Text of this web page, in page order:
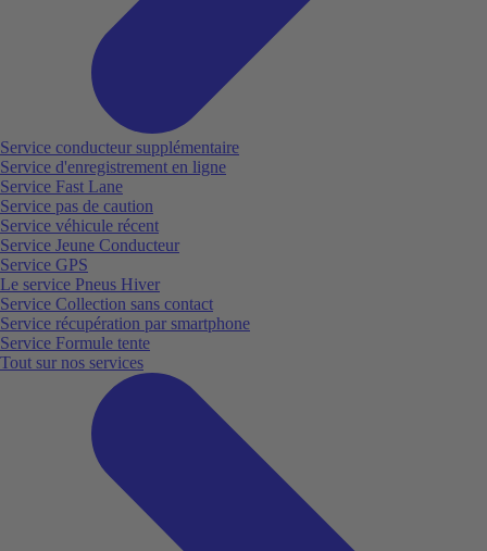
Service conducteur supplémentaire
Service d'enregistrement en ligne
Service Fast Lane
Service pas de caution
Service véhicule récent
Service Jeune Conducteur
Service GPS
Le service Pneus Hiver
Service Collection sans contact
Service récupération par smartphone
Service Formule tente
Tout sur nos services